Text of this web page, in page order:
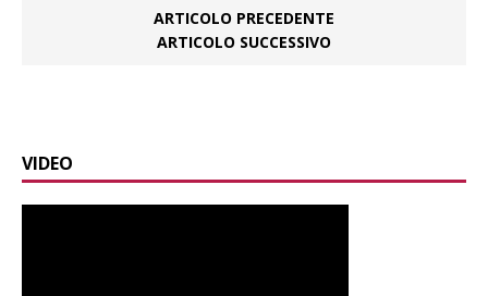
ARTICOLO PRECEDENTE
ARTICOLO SUCCESSIVO
VIDEO